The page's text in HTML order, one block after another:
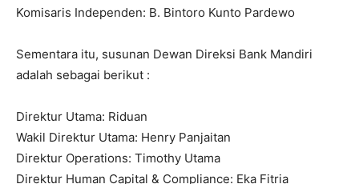
Komisaris Independen: B. Bintoro Kunto Pardewo
Sementara itu, susunan Dewan Direksi Bank Mandiri
adalah sebagai berikut :
Direktur Utama: Riduan
Wakil Direktur Utama: Henry Panjaitan
Direktur Operations: Timothy Utama
Direktur Human Capital & Compliance: Eka Fitria